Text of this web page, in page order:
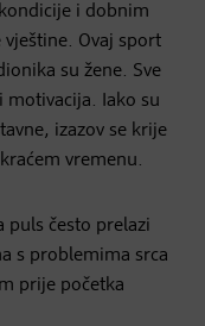
i dobnim
Ovaj sport
su žene. Sve
motivacija. Iako su
izazov se krije
vremenu.
puls često prelazi
s problemima srca
prije početka